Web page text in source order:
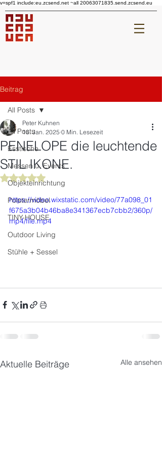
v=spf1 include:eu.zcsend.net ~all 20063071835.send.zcsend.eu
Beitrag
All Posts
Esstische
Messen u. Events
Objekteinrichtung
Polstermöbel
TINY-HOUSE
Outdoor Living
Stühle + Sessel
All Posts
PENELOPE die leuchtende
STIL IKONE.
Peter Kuhnen
18. Jan. 2025 0 Min. Lesezeit
Mit NaN von 5 Sternen bewertet.
https://video.wixstatic.com/video/77a098_01
f675a3b04b46ba8e341367ecb7cbb2/360p/
mp4/file.mp4
Aktuelle Beiträge Alle ansehen